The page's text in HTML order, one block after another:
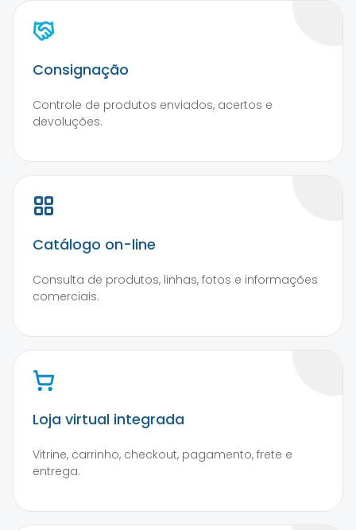
Consignação
Controle de produtos enviados, acertos e
devoluções.
Catálogo on-line
Consulta de produtos, linhas, fotos e informações
comerciais.
Loja virtual integrada
Vitrine, carrinho, checkout, pagamento, frete e
entrega.